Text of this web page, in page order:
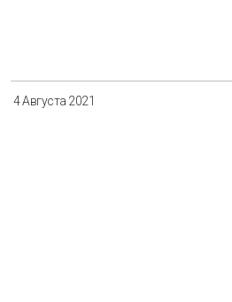
4 Августа 2021